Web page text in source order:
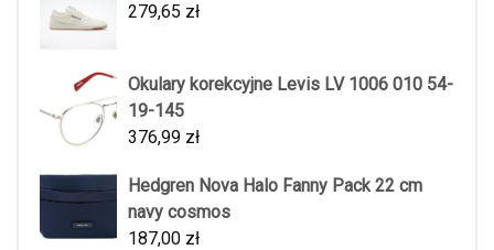
279,65 zł
Okulary korekcyjne Levis LV 1006 010 54-
19-145
376,99 zł
Hedgren Nova Halo Fanny Pack 22 cm
navy cosmos
187,00 zł